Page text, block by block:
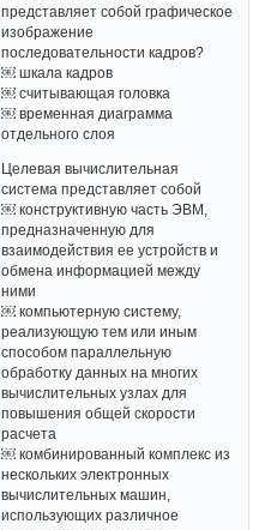
представляет собой графическое
изображение
последовательности кадров?
￼ шкала кадров
￼ считывающая головка
￼ временная диаграмма
отдельного слоя
Целевая вычислительная
система представляет собой
￼ конструктивную часть ЭВМ,
предназначенную для
взаимодействия ее устройств и
обмена информацией между
ними
￼ компьютерную систему,
реализующую тем или иным
способом параллельную
обработку данных на многих
вычислительных узлах для
повышения общей скорости
расчета
￼ комбинированный комплекс из
нескольких электронных
вычислительных машин,
использующих различное